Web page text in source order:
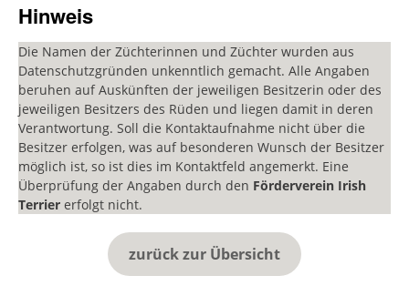
Hinweis
Die Namen der Züchterinnen und Züchter wurden aus
Datenschutzgründen unkenntlich gemacht. Alle Angaben
beruhen auf Auskünften der jeweiligen Besitzerin oder des
jeweiligen Besitzers des Rüden und liegen damit in deren
Verantwortung. Soll die Kontaktaufnahme nicht über die
Besitzer erfolgen, was auf besonderen Wunsch der Besitzer
möglich ist, so ist dies im Kontaktfeld angemerkt. Eine
Überprüfung der Angaben durch den Förderverein Irish
Terrier erfolgt nicht.
zurück zur Übersicht